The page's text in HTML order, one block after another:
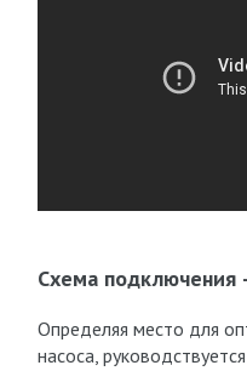
Схема подключения
Определяя место для
насоса,